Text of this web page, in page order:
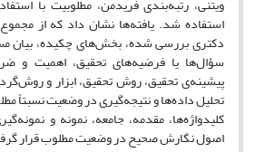
دکتری بررسی شده، بخش‌های چکیده، بیان
سؤال‌ها یا فرضیه‌های تحقیق، اهمیت و
پیشینه‌ی تحقیق، روش تحقیق، ابزار و
تحلیل داده‌ها و نتیجه‌گیری در وضعیت نسبتاً
کلیدواژه‌ها، مقدمه، جامعه، نمونه و
اصول نگارش صحیح در وضعیت مطلوب قرار